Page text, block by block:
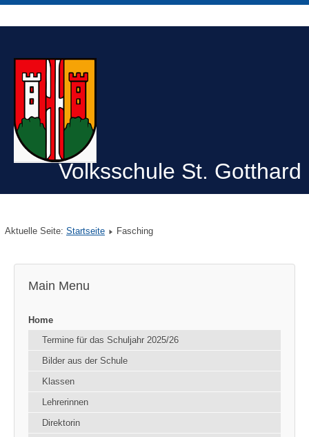
Volksschule St. Gotthard
Aktuelle Seite: Startseite Fasching
Main Menu
Home
Termine für das Schuljahr 2025/26
Bilder aus der Schule
Klassen
Lehrerinnen
Direktorin